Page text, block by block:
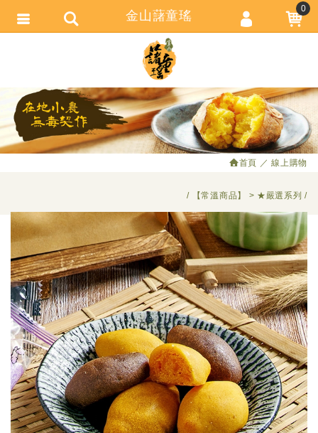
首頁 線上購物
【常溫商品】 ★嚴選系列
金山藷童瑤 0
會員登入
會員註冊
忘記密碼
訂單查詢
追蹤清單
繁體中文